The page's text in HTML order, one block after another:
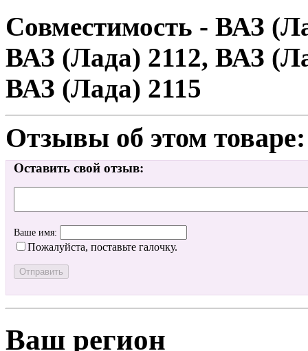
Совместимость - ВАЗ
ВАЗ (Лада) 2112, ВАЗ
ВАЗ (Лада) 2115
Отзывы об этом товаре:
Оставить свой отзыв:
Ваше имя:
Пожалуйста, поставьте галочку.
Ваш регион